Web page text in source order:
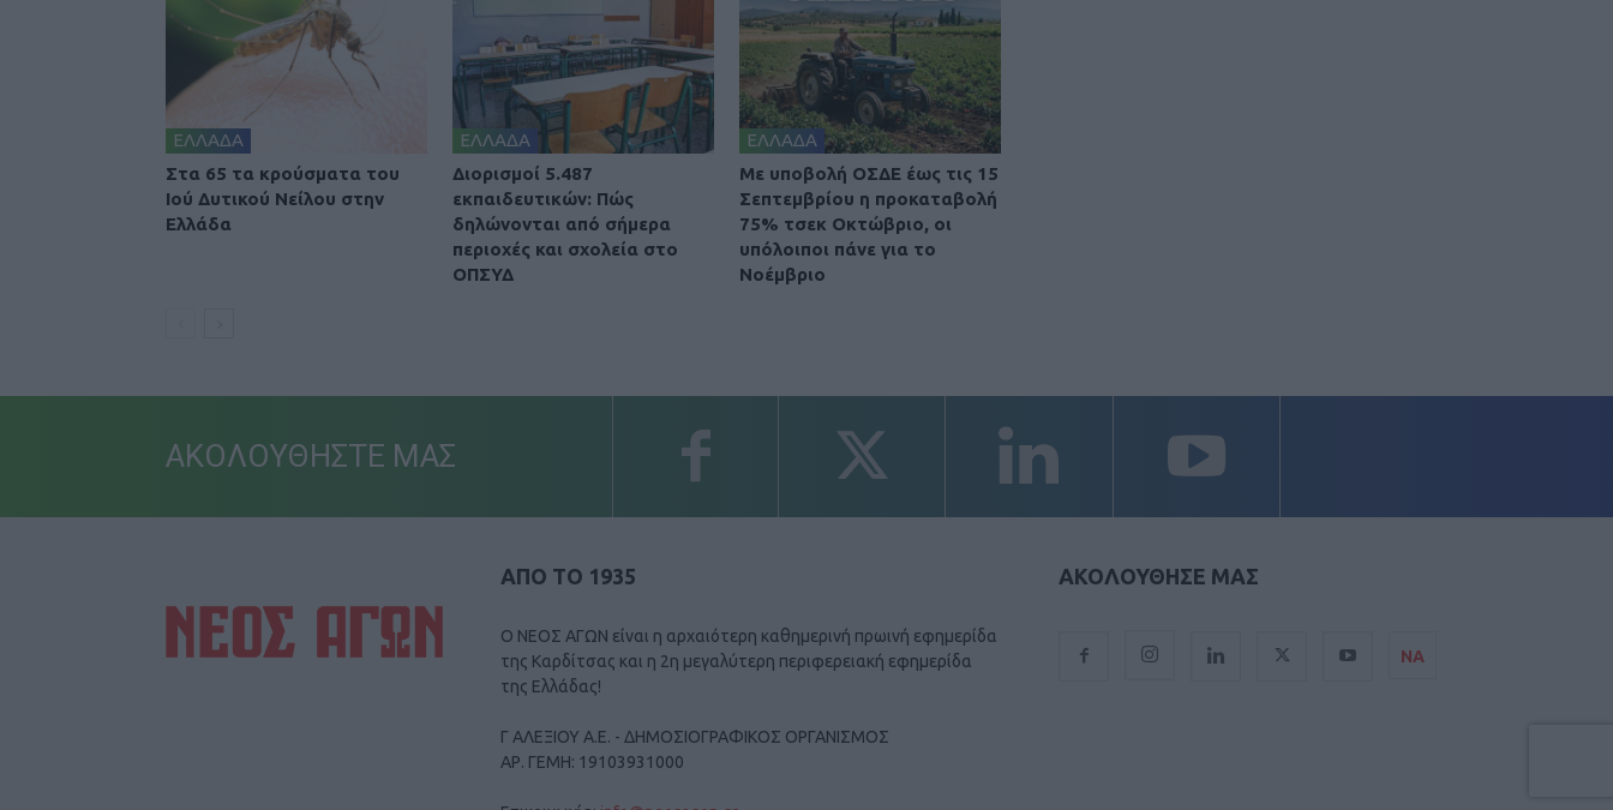
ΕΛΛΑΔΑ
Στα 65 τα κρούσματα του
Ιού Δυτικού Νείλου στην
Ελλάδα
ΕΛΛΑΔΑ
Διορισμοί 5.487
εκπαιδευτικών: Πώς
δηλώνονται από σήμερα
περιοχές και σχολεία στο
ΟΠΣΥΔ
ΕΛΛΑΔΑ
Με υποβολή ΟΣΔΕ έως τις 15
Σεπτεμβρίου η προκαταβολή
75% τσεκ Οκτώβριο, οι
υπόλοιποι πάνε για το
Νοέμβριο
ΑΚΟΛΟΥΘΗΣΤΕ ΜΑΣ
ΑΠΟ ΤΟ 1935
Ο ΝΕΟΣ ΑΓΩΝ είναι η αρχαιότερη καθημερινή πρωινή εφημερίδα
της Καρδίτσας και η 2η μεγαλύτερη περιφερειακή εφημερίδα
της Ελλάδας!
Γ ΑΛΕΞΙΟΥ Α.Ε. - ΔΗΜΟΣΙΟΓΡΑΦΙΚΟΣ ΟΡΓΑΝΙΣΜΟΣ
ΑΡ. ΓΕΜΗ: 19103931000
ΑΚΟΛΟΥΘΗΣΕ ΜΑΣ
ΝΑ